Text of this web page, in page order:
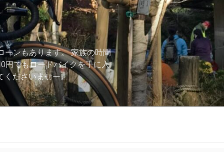
ーンもあります。 家族の時間
円でもロードバイクを手に入
くださいませー。